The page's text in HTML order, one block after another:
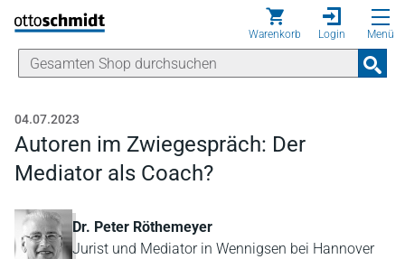
Direkt zum Inhalt
Warenkorb Login Menü
04.07.2023
Autoren im Zwiegespräch: Der
Mediator als Coach?
Dr. Peter Röthemeyer
Jurist und Mediator in Wennigsen bei Hannover